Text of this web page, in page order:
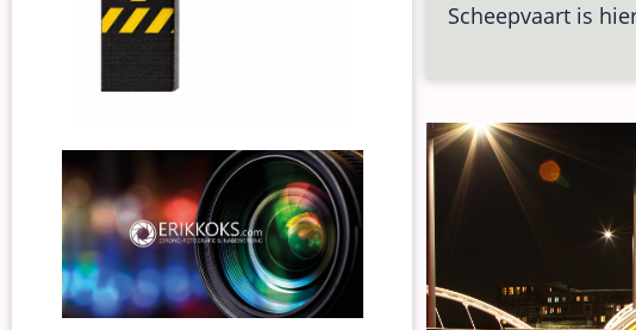
Scheepvaart is